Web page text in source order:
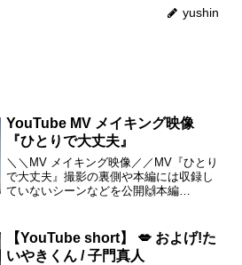
yushin
YouTube MV メイキング映像
『ひとりで大丈夫』
＼＼MV メイキング映像／／MV『ひとり
で大丈夫』撮影の裏側や本編には収録し
ていないシーンなどを公開🙌本編
バンドワンマンライブイン 味園ユニバー
ス〜...
【YouTube short】 💋 およげ!た
いやきくん / 子門真人